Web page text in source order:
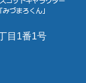
目1番1号